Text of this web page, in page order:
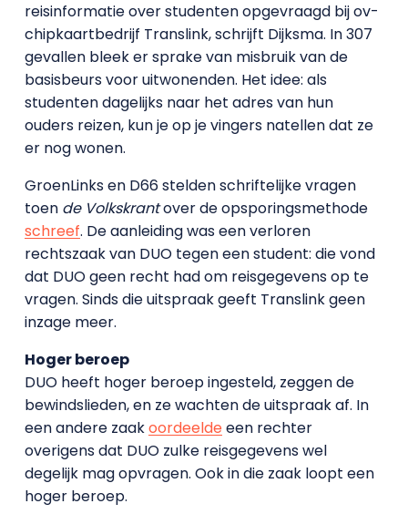
reisinformatie over studenten opgevraagd bij ov-
chipkaartbedrijf Translink, schrijft Dijksma. In 307
gevallen bleek er sprake van misbruik van de
basisbeurs voor uitwonenden. Het idee: als
studenten dagelijks naar het adres van hun
ouders reizen, kun je op je vingers natellen dat ze
er nog wonen.
GroenLinks en D66 stelden schriftelijke vragen
toen de Volkskrantover de opsporingsmethode
schreef. De aanleiding was een verloren
rechtszaak van DUO tegen een student: die vond
dat DUO geen recht had om reisgegevens op te
vragen. Sinds die uitspraak geeft Translink geen
inzage meer.
Hoger beroep
DUO heeft hoger beroep ingesteld, zeggen de
bewindslieden, en ze wachten de uitspraak af. In
een andere zaakoordeeldeeen rechter
overigens dat DUO zulke reisgegevens wel
degelijk mag opvragen. Ook in die zaak loopt een
hoger beroep.